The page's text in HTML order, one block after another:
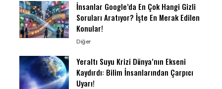
İnsanlar Google’da En Çok Hangi Gizli
Soruları Aratıyor? İşte En Merak Edilen
Konular!
Diğer
Yeraltı Suyu Krizi Dünya’nın Ekseni
Kaydırdı: Bilim İnsanlarından Çarpıcı
Uyarı!